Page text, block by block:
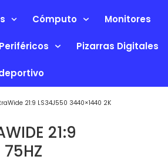
Cómputo Monitores
Periféricos Pizarras Digitales
21:9 LS34J550 3440×1440 2K
21:9